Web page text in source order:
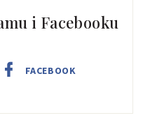
i Facebooku
FACEBOOK